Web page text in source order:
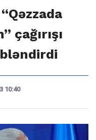
çağırışı
10:40